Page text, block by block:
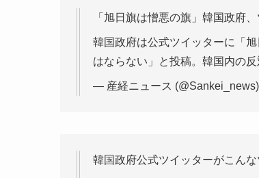
「旭日旗は憎悪の旗」韓国政府
韓国政府は公式ツイッターに「
はならない」と投稿。韓国内の
— 産経ニュース (@Sankei_news)
韓国政府公式ツイッターがこんな